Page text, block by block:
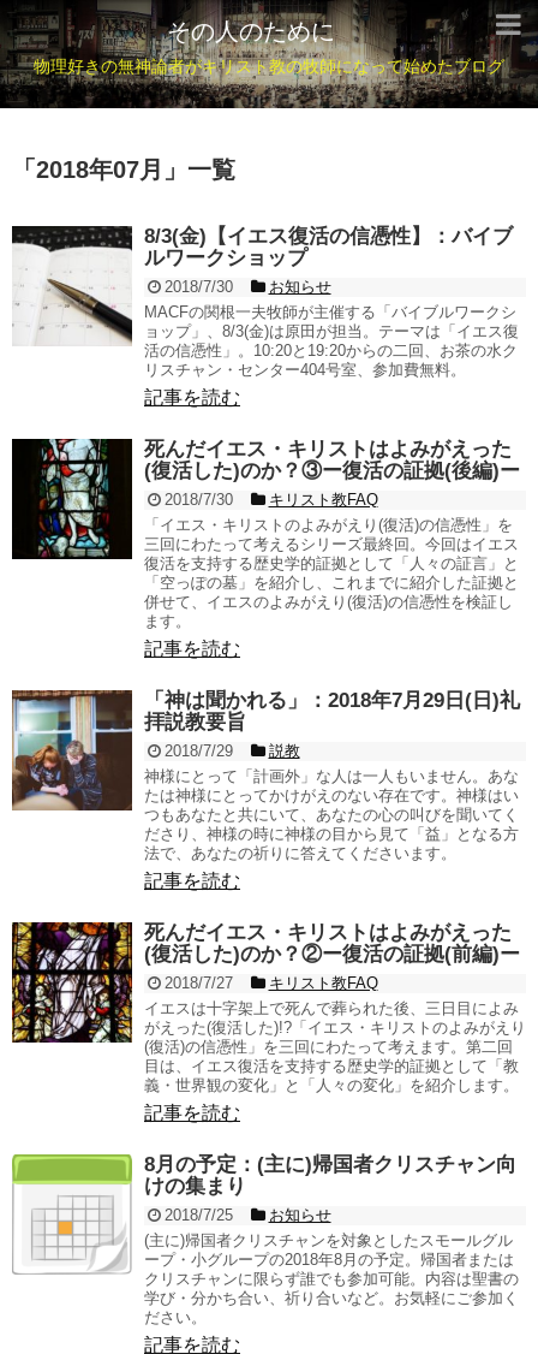
その人のために
物理好きの無神論者がキリスト教の牧師になって始めたブログ
「 2018年07月 」 一覧
8/3(金)【イエス復活の信憑性】：バイブ
ルワークショップ
2018/7/30
お知らせ
MACFの関根一夫牧師が主催する「バイブルワークシ
ョップ」、8/3(金)は原田が担当。テーマは「イエス復
活の信憑性」。10:20と19:20からの二回、お茶の水ク
リスチャン・センター404号室、参加費無料。
記事を読む
死んだイエス・キリストはよみがえった
(復活した)のか？③ー復活の証拠(後編)ー
2018/7/30
キリスト教FAQ
「イエス・キリストのよみがえり(復活)の信憑性」を
三回にわたって考えるシリーズ最終回。今回はイエス
復活を支持する歴史学的証拠として「人々の証言」と
「空っぽの墓」を紹介し、これまでに紹介した証拠と
併せて、イエスのよみがえり(復活)の信憑性を検証し
ます。
記事を読む
「神は聞かれる」：2018年7月29日(日)礼
拝説教要旨
2018/7/29
説教
神様にとって「計画外」な人は一人もいません。あな
たは神様にとってかけがえのない存在です。神様はい
つもあなたと共にいて、あなたの心の叫びを聞いてく
ださり、神様の時に神様の目から見て「益」となる方
法で、あなたの祈りに答えてくださいます。
記事を読む
死んだイエス・キリストはよみがえった
(復活した)のか？②ー復活の証拠(前編)ー
2018/7/27
キリスト教FAQ
イエスは十字架上で死んで葬られた後、三日目によみ
がえった(復活した)!?「イエス・キリストのよみがえり
(復活)の信憑性」を三回にわたって考えます。第二回
目は、イエス復活を支持する歴史学的証拠として「教
義・世界観の変化」と「人々の変化」を紹介します。
記事を読む
8月の予定：(主に)帰国者クリスチャン向
けの集まり
2018/7/25
お知らせ
(主に)帰国者クリスチャンを対象としたスモールグル
ープ・小グループの2018年8月の予定。帰国者または
クリスチャンに限らず誰でも参加可能。内容は聖書の
学び・分かち合い、祈り合いなど。お気軽にご参加く
ださい。
記事を読む